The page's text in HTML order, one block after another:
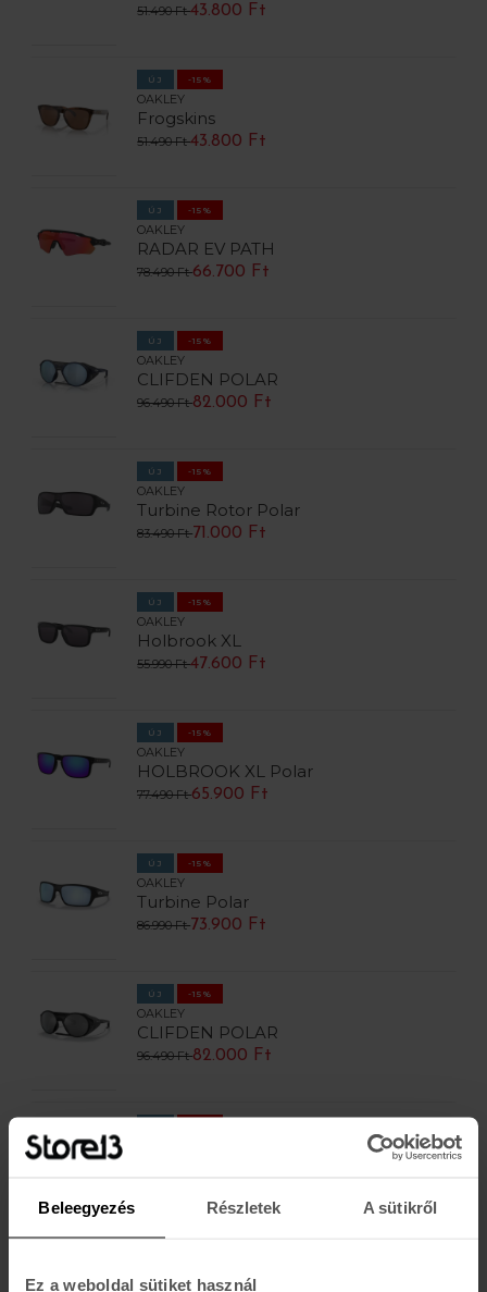
Beleegyezés Részletek A sütikről
Ez a weboldal sütiket használ
51.490 Ft43.800 Ft
ÚJ -15%
OAKLEY
Frogskins
51.490 Ft43.800 Ft
ÚJ -15%
OAKLEY
RADAR EV PATH
78.490 Ft66.700 Ft
ÚJ -15%
OAKLEY
CLIFDEN POLAR
96.490 Ft82.000 Ft
ÚJ -15%
OAKLEY
Turbine Rotor Polar
83.490 Ft71.000 Ft
ÚJ -15%
OAKLEY
Holbrook XL
55.990 Ft47.600 Ft
ÚJ -15%
OAKLEY
HOLBROOK XL Polar
77.490 Ft65.900 Ft
ÚJ -15%
OAKLEY
Turbine Polar
86.990 Ft73.900 Ft
ÚJ -15%
OAKLEY
CLIFDEN POLAR
96.490 Ft82.000 Ft